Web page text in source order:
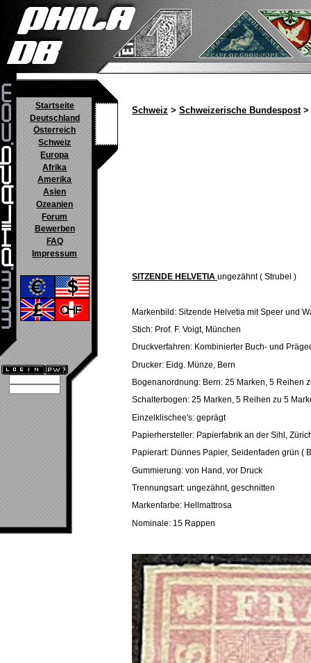
Startseite
Deutschland
Österreich
Schweiz
Europa
Afrika
Amerika
Asien
Ozeanien
Forum
Bewerben
FAQ
Impressum
Schweiz > Schweizerische Bundespost>
SITZENDE HELVETIA ungezähnt ( Strubel )
Markenbild: Sitzende Helvetia mit Speer und
Stich: Prof. F. Voigt, München
Druckverfahren: Kombinierter Buch- und
Drucker: Eidg. Münze, Bern
Bogenanordnung: Bern: 25 Marken, 5 Reihen
Schalterbogen: 25 Marken, 5 Reihen zu 5
Einzelklischee's: geprägt
Papierhersteller: Papierfabrik an der Sihl,
Papierart: Dünnes Papier, Seidenfaden grün (
Gummierung: von Hand, vor Druck
Trennungsart: ungezähnt, geschnitten
Markenfarbe: Hellmattrosa
Nominale: 15 Rappen